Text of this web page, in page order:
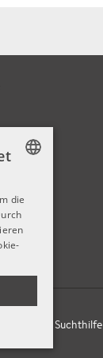
Stiftung für Suchthilfe
die